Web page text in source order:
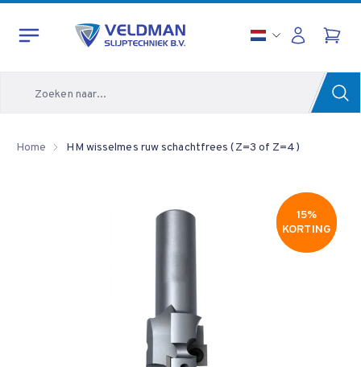
Home HM wisselmes ruw schachtfrees (Z=3 of Z=4)
15%
KORTING
15%
KORTING